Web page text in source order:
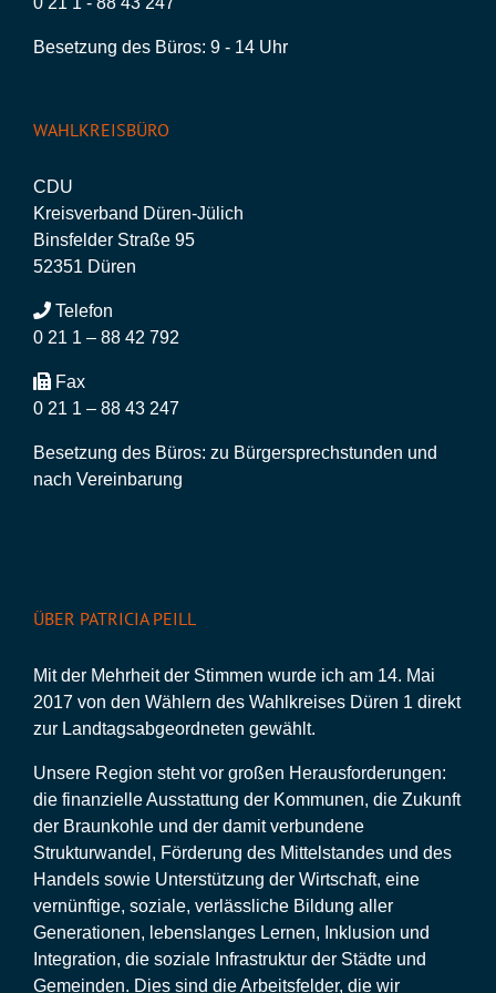
Besetzung des Büros: 9 - 14 Uhr
WAHLKREISBÜRO
CDU
Kreisverband Düren-Jülich
Binsfelder Straße 95
52351 Düren
Telefon
0 21 1 – 88 42 792
Fax
0 21 1 – 88 43 247
Besetzung des Büros: zu Bürgersprechstunden und
nach Vereinbarung
ÜBER PATRICIA PEILL
Mit der Mehrheit der Stimmen wurde ich am 14. Mai
2017 von den Wählern des Wahlkreises Düren 1 direkt
zur Landtagsabgeordneten gewählt.
Unsere Region steht vor großen Herausforderungen:
die finanzielle Ausstattung der Kommunen, die Zukunft
der Braunkohle und der damit verbundene
Strukturwandel, Förderung des Mittelstandes und des
Handels sowie Unterstützung der Wirtschaft, eine
vernünftige, soziale, verlässliche Bildung aller
Generationen, lebenslanges Lernen, Inklusion und
Integration, die soziale Infrastruktur der Städte und
Gemeinden. Dies sind die Arbeitsfelder, die wir